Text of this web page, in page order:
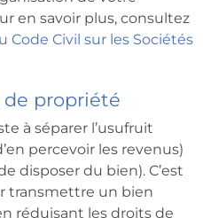
en savoir plus, consultez
Code Civil sur les Sociétés
propriété
à séparer l’usufruit
percevoir les revenus)
disposer du bien). C’est
transmettre un bien
réduisant les droits de